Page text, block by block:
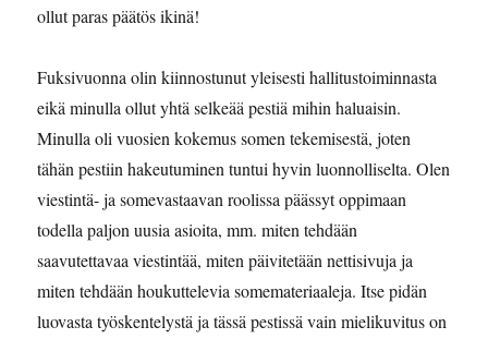
ollut paras päätös ikinä!
Fuksivuonna olin kiinnostunut yleisesti hallitustoiminnasta
eikä minulla ollut yhtä selkeää pestiä mihin haluaisin.
Minulla oli vuosien kokemus somen tekemisestä, joten
tähän pestiin hakeutuminen tuntui hyvin luonnolliselta. Olen
viestintä- ja somevastaavan roolissa päässyt oppimaan
todella paljon uusia asioita, mm. miten tehdään
saavutettavaa viestintää, miten päivitetään nettisivuja ja
miten tehdään houkuttelevia somemateriaaleja. Itse pidän
luovasta työskentelystä ja tässä pestissä vain mielikuvitus on